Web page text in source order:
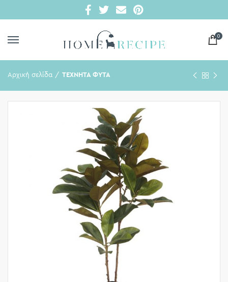
0
Αρχική σελίδα ΤΕΧΝΗΤΑ ΦΥΤΑ